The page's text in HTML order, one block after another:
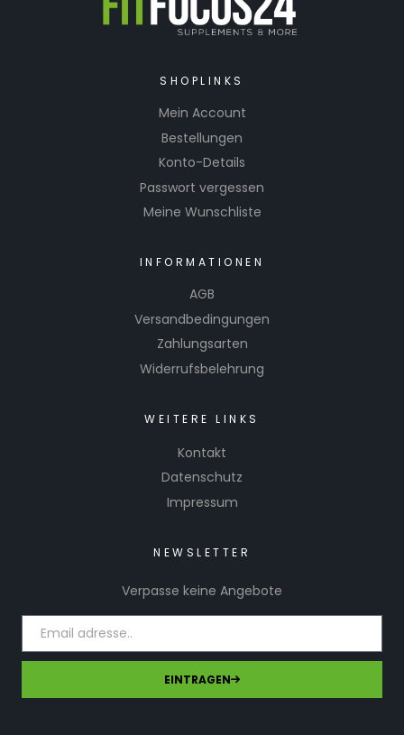
SHOPLINKS
Mein Account
Bestellungen
Konto-Details
Passwort vergessen
Meine Wunschliste
INFORMATIONEN
AGB
Versandbedingungen
Zahlungsarten
Widerrufsbelehrung
WEITERE LINKS
Kontakt
Datenschutz
Impressum
NEWSLETTER
Verpasse keine Angebote
EINTRAGEN